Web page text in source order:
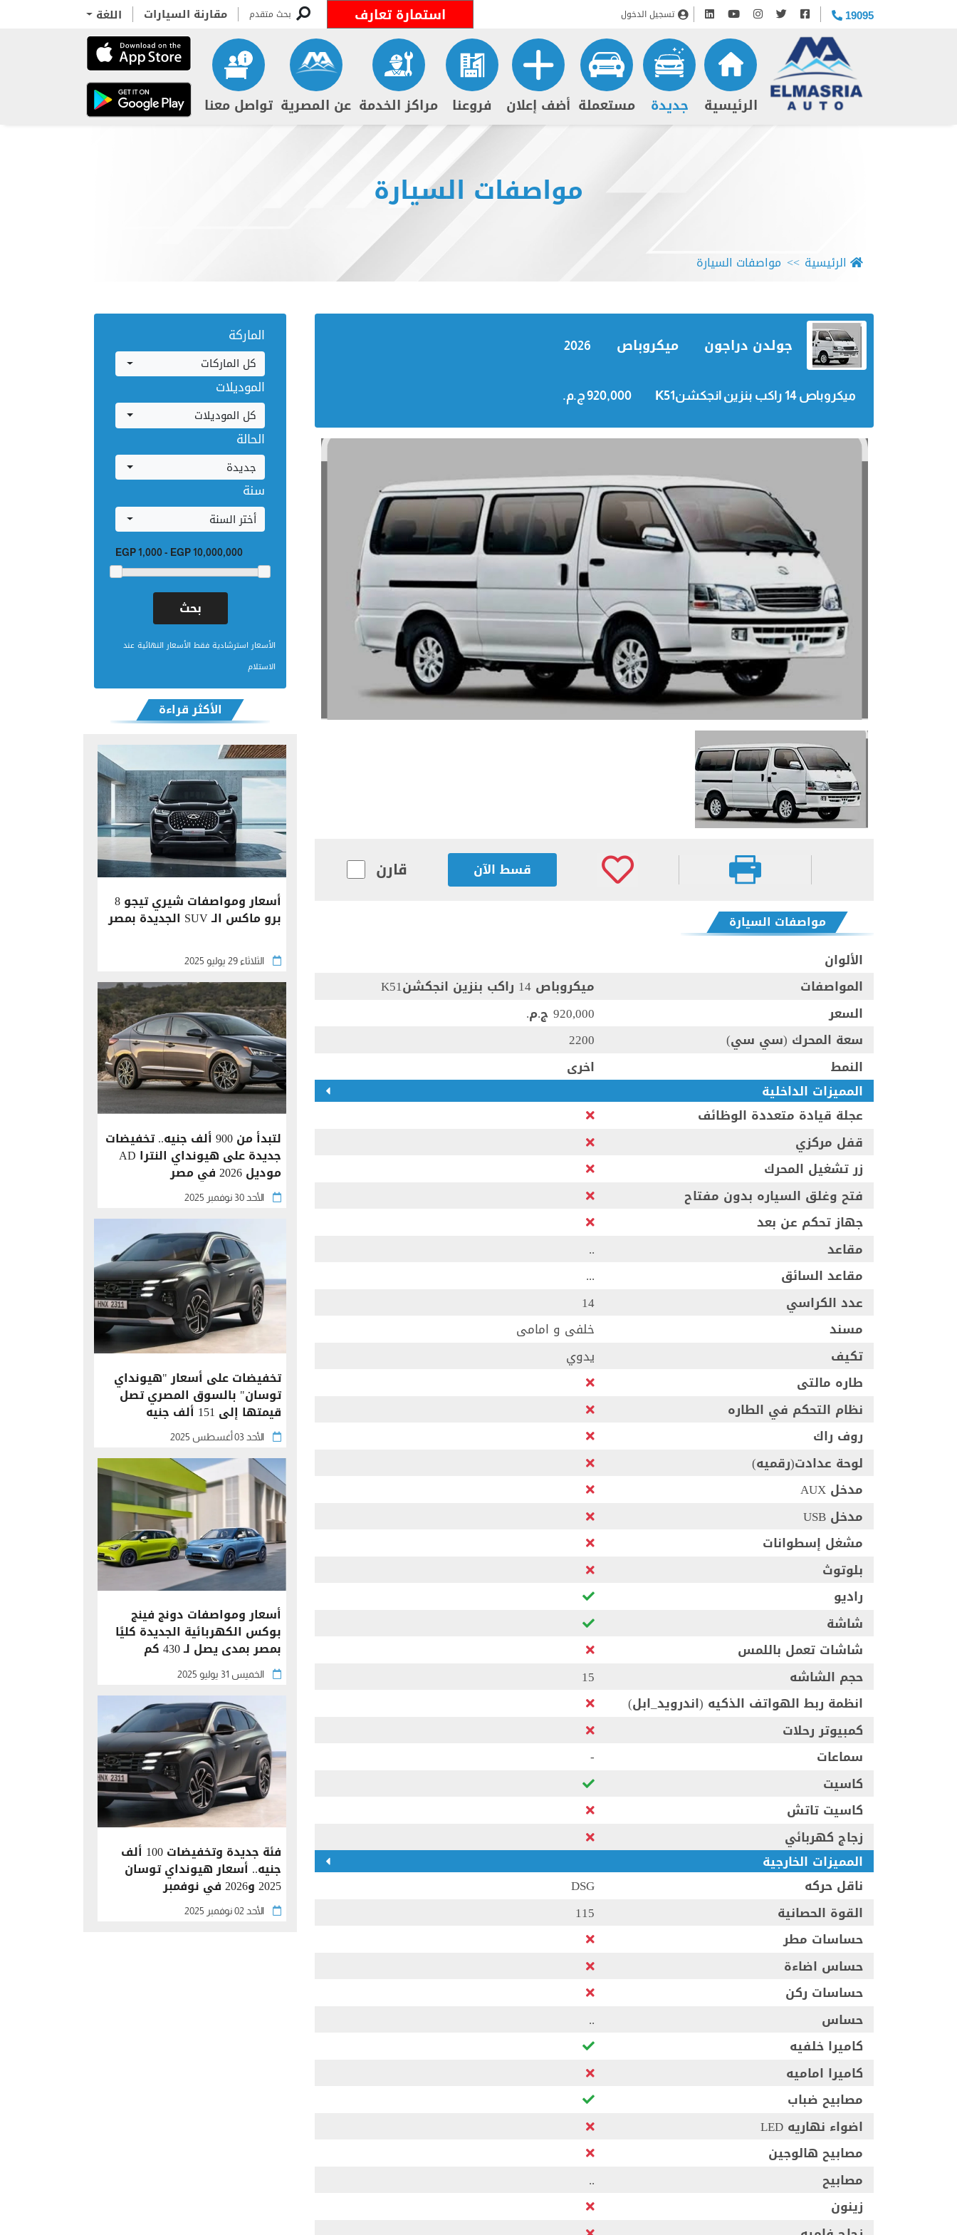
19095 تسجيل الدخول استمارة تعارف بحث متقدم مقارنة السيارات اللغة
الرئيسية جديدة مستعملة أضف إعلان فروعنا مراكز الخدمة عن المصرية تواصل معنا
مواصفات السيارة
الرئيسية مواصفات السيارة
جولدن دراجون ميكروباص 2026
ميكروباص 14 راكب بنزين انجكشنK51 920,000 ج.م.‏
قسط الآن قارن
مواصفات السيارة
الألوان
المواصفات
ميكروباص 14 راكب بنزين انجكشنK51
السعر
920,000 ج.م.‏
سعة المحرك (سي سي)
2200
النمط
اخرى
المميزات الداخلية
عجلة قيادة متعددة الوظائف
قفل مركزي
زر تشغيل المحرك
فتح وغلق السياره بدون مفتاح
جهاز تحكم عن بعد
مقاعد
..
مقاعد السائق
...
عدد الكراسي
14
مسند
خلفى و امامى
تكيف
يدوي
طاره مالتى
نظام التحكم في الطاره
روف راك
لوحة عدادت(رقميه)
مدخل AUX
مدخل USB
مشغل إسطوانات
بلوتوث
راديو
شاشة
شاشات تعمل باللمس
حجم الشاشه
15
انظمة ربط الهواتف الذكيه (اندرويد_ابل)
كمبيوتر رحلات
سماعات
-
كاسيت
كاسيت تاتش
زجاج كهربائي
المميزات الخارجية
ناقل حركه
DSG
القوة الحصانية
115
حساسات مطر
حساس اضاءة
حساسات ركن
حساس
..
كاميرا خلفيه
كاميرا اماميه
مصابيح ضباب
اضواء نهاريه LED
مصابيح هالوجين
مصابيح
..
زينون
الماركة
كل الماركات
الموديلات
كل الموديلات
الحالة
جديدة
سنة
أختر السنة
EGP 1,000- EGP 10,000,000
الأسعار استرشادية فقط الأسعار النهائية عند
الاستلام
الأكثر قراءة
أسعار ومواصفات شيري تيجو 8
برو ماكس الـ SUV الجديدة بمصر
الثلاثاء 29 يوليو 2025
لتبدأ من 900 ألف جنيه.. تخفيضات
جديدة على هيونداي النترا AD
موديل 2026 في مصر
الأحد 30 نوفمبر 2025
تخفيضات على أسعار "هيونداي
توسان" بالسوق المصري تصل
قيمتها إلى 151 ألف جنيه
الأحد 03 أغسطس 2025
أسعار ومواصفات دونج فينج
بوكس الكهربائية الجديدة كليًا
بمصر بمدى يصل لـ 430 كم
الخميس 31 يوليو 2025
فئة جديدة وتخفيضات 100 ألف
جنيه.. أسعار هيونداي توسان
2025 و2026 في نوفمبر
الأحد 02 نوفمبر 2025